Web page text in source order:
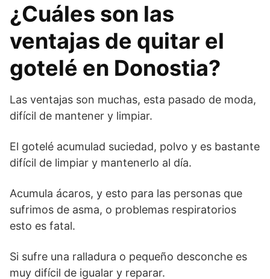
¿Cuáles son las
ventajas de quitar el
gotelé en Donostia?
Las ventajas son muchas, esta pasado de moda,
difícil de mantener y limpiar.
El gotelé acumulad suciedad, polvo y es bastante
difícil de limpiar y mantenerlo al día.
Acumula ácaros, y esto para las personas que
sufrimos de asma, o problemas respiratorios
esto es fatal.
Si sufre una ralladura o pequeño desconche es
muy difícil de igualar y reparar.